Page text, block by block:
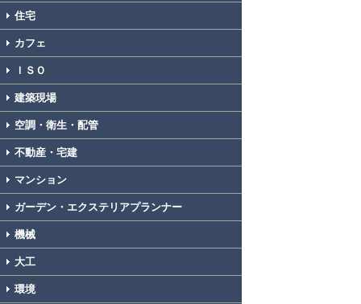
住宅
カフェ
ＩＳＯ
建築現場
空調・衛生・配管
不動産・宅建
マンション
ガーデン・エクステリアプランナー
機械
大工
環境